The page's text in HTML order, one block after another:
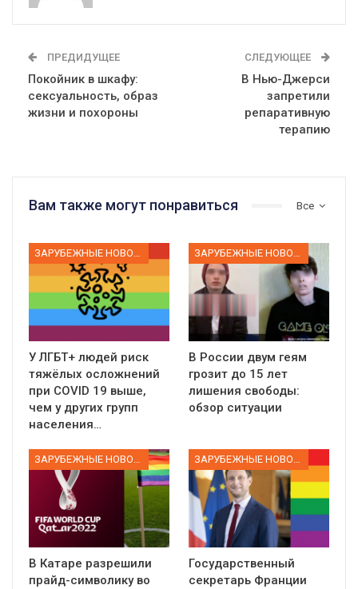
ПРЕДИДУЩЕЕ
Покойник в шкафу:
сексуальность, образ
жизни и похороны
СЛЕДУЮЩЕЕ
В Нью-Джерси
запретили
репаративную
терапию
Все
Вам также могут понравиться
У ЛГБТ+ людей риск
тяжёлых осложнений
при COVID 19 выше,
чем у других групп
населения…
В России двум геям
грозит до 15 лет
лишения свободы:
обзор ситуации
В Катаре разрешили
прайд-символику во
Государственный
секретарь Франции